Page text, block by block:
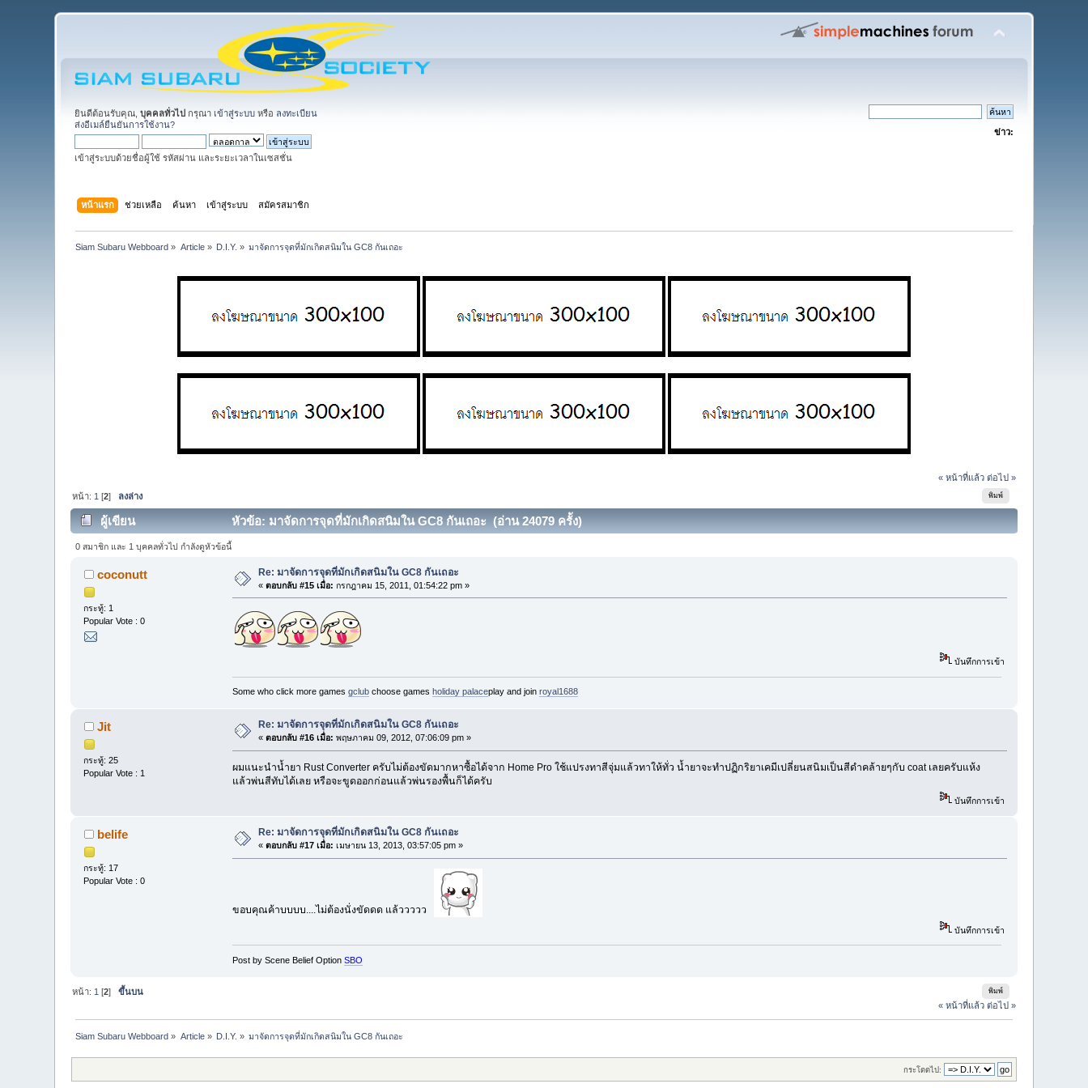
ยินดีต้อนรับคุณ,บุคคลทั่วไป กรุณา เข้าสู่ระบบ หรือ ลงทะเบียน
ส่งอีเมล์ยืนยันการใช้งาน?
เข้าสู่ระบบด้วยชื่อผู้ใช้ รหัสผ่าน และระยะเวลาในเซสชั่น
ข่าว:
หน้าแรก ช่วยเหลือ ค้นหา เข้าสู่ระบบ สมัครสมาชิก
Siam Subaru Webboard » Article» D.I.Y. » มาจัดการจุดที่มักเกิดสนิมใน GC8 กันเถอะ
« หน้าที่แล้ว ต่อไป »
พิมพ์
หน้า: 1 [2] ลงล่าง
ผู้เขียน หัวข้อ: มาจัดการจุดที่มักเกิดสนิมใน GC8 กันเถอะ (อ่าน 24079 ครั้ง)
0 สมาชิก และ 1 บุคคลทั่วไป กำลังดูหัวข้อนี้
coconutt
กระทู้: 1
Popular Vote : 0
Re: มาจัดการจุดที่มักเกิดสนิมใน GC8 กันเถอะ
«ตอบกลับ #15 เมื่อ: กรกฎาคม 15, 2011, 01:54:22 pm »
บันทึกการเข้า
Some who click more games gclubchoose games holiday palaceplay and join royal1688
Jit
กระทู้: 25
Popular Vote : 1
Re: มาจัดการจุดที่มักเกิดสนิมใน GC8 กันเถอะ
«ตอบกลับ #16 เมื่อ: พฤษภาคม 09, 2012, 07:06:09 pm »
ผมแนะนำน้ำยา Rust Converter ครับไม่ต้องขัดมากหาซื้อได้จาก Home Pro ใช้แปรงทาสีจุ่มแล้วทาให้ทั่ว น้ำยาจะทำปฏิกริยาเคมีเปลี่ยนสนิมเป็นสีดำคล้ายๆกับ coat เลยครับแห้ง
แล้วพ่นสีทับได้เลย หรือจะขูดออกก่อนแล้วพ่นรองพื้นก็ได้ครับ
บันทึกการเข้า
belife
กระทู้: 17
Popular Vote : 0
Re: มาจัดการจุดที่มักเกิดสนิมใน GC8 กันเถอะ
«ตอบกลับ #17 เมื่อ: เมษายน 13, 2013, 03:57:05 pm »
ขอบคุณค้าบบบบ....ไม่ต้องนั่งขัดดด แล้ววววว
บันทึกการเข้า
Post by Scene Belief Option SBO
พิมพ์
หน้า: 1 [2]ขึ้นบน
« หน้าที่แล้ว ต่อไป »
Siam Subaru Webboard » Article» D.I.Y. » มาจัดการจุดที่มักเกิดสนิมใน GC8 กันเถอะ
กระโดดไป: